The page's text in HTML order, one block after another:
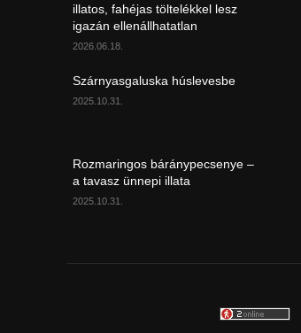
illatos, fahéjas töltelékkel lesz
igazán ellenállhatatlan
2026.06.18.
Szárnyasgaluska húslevesbe
2025.10.31.
Rozmaringos báránypecsenye –
a tavasz ünnepi illata
2025.10.31.